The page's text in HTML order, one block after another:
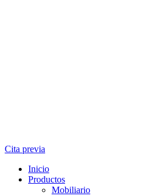
Cita previa
Inicio
Productos
Mobiliario